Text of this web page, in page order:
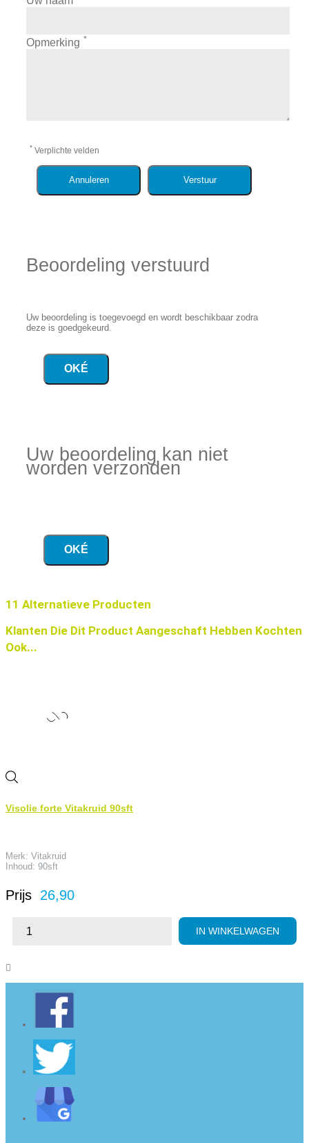
Opmerking *
* Verplichte velden
Annuleren Verstuur
Beoordeling verstuurd
Uw beoordeling is toegevoegd en wordt beschikbaar zodra
deze is goedgekeurd.
OKÉ
Uw beoordeling kan niet
worden verzonden
OKÉ
11 Alternatieve Producten
Klanten Die Dit Product Aangeschaft Hebben Kochten
Ook...
Visolie forte Vitakruid 90sft
Merk: Vitakruid
Inhoud: 90sft
Prijs 26,90
IN WINKELWAGEN
